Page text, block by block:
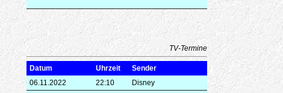
TV-Termine
Datum Uhrzeit
Sender
06.11.2022
22:10
Disney